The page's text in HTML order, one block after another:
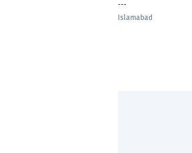
---
Islamabad